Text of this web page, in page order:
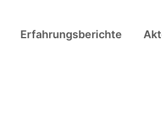
Erfahrungsberichte